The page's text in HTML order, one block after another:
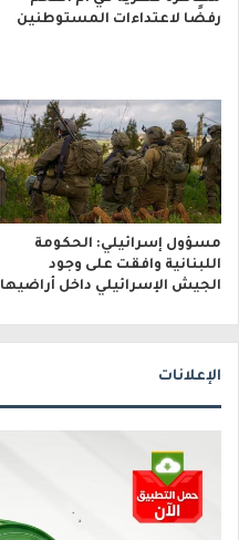
رفضًا لاعتداءات المستوطنين
مسؤول إسرائيلي: الحكومة
اللبنانية وافقت على وجود
الجيش الإسرائيلي داخل أراضيها
الإعلانات